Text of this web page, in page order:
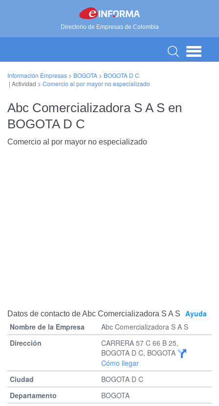
Directorio de Empresas de Colombia
Información Empresas > BOGOTA > BOGOTA D C
| Actividad > Comercio al por mayor no especializado
Abc Comercializadora S A S en
BOGOTA D C
Comercio al por mayor no especializado
Datos de contacto de Abc Comercializadora S A S
Ayuda
Abc Comercializadora S A S
CARRERA 57 C 66 B 25,
BOGOTA D C, BOGOTA
Cómo llegar
BOGOTA D C
BOGOTA